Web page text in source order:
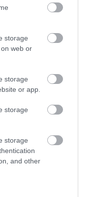
storage
web or
storage
or app.
storage
storage
and other
hosszú távú
2025-től 2034-
hosszú távon is
a szállodaipar